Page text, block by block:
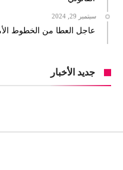
سبتمبر 29, 2024
عاجل العطا من الخطوط
جديد الأخبار